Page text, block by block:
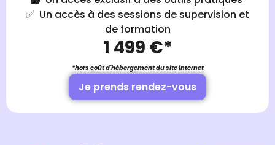
✅ Un accès à des sessions de supervision et
de formation
1 499 €*
*hors coût d'hébergement du site internet
Je prends rendez-vous